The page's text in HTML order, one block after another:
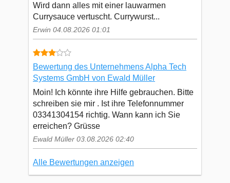
Wird dann alles mit einer lauwarmen
Currysauce vertuscht. Currywurst...
Erwin 04.08.2026 01:01
Bewertung des Unternehmens Alpha Tech
Systems GmbH von Ewald Müller
Moin! Ich könnte ihre Hilfe gebrauchen. Bitte
schreiben sie mir . Ist ihre Telefonnummer
03341304154 richtig. Wann kann ich Sie
erreichen? Grüsse
Ewald Müller 03.08.2026 02:40
Alle Bewertungen anzeigen